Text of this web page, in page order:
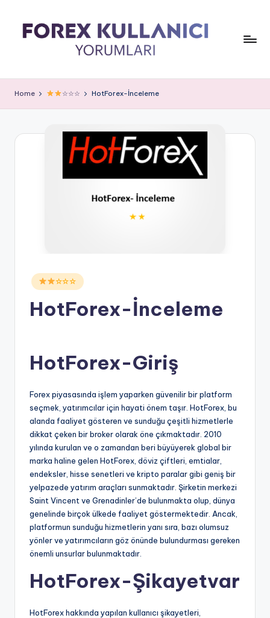
Home ☆☆☆ HotForex-İnceleme
Posted
in
☆☆☆
HotForex-İnceleme
HotForex-Giriş
Forex piyasasında işlem yaparken güvenilir bir platform
seçmek, yatırımcılar için hayati önem taşır. HotForex, bu
alanda faaliyet gösteren ve sunduğu çeşitli hizmetlerle
dikkat çeken bir broker olarak öne çıkmaktadır. 2010
yılında kurulan ve o zamandan beri büyüyerek global bir
marka haline gelen HotForex, döviz çiftleri, emtialar,
endeksler, hisse senetleri ve kripto paralar gibi geniş bir
yelpazede yatırım araçları sunmaktadır. Şirketin merkezi
Saint Vincent ve Grenadinler’de bulunmakta olup, dünya
genelinde birçok ülkede faaliyet göstermektedir. Ancak,
platformun sunduğu hizmetlerin yanı sıra, bazı olumsuz
yönler ve yatırımcıların göz önünde bulundurması gereken
önemli unsurlar bulunmaktadır.
HotForex-Şikayetvar
HotForex hakkında yapılan kullanıcı şikayetleri,